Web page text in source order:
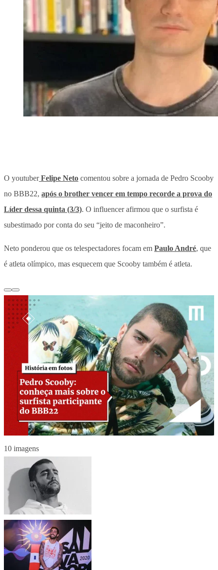
O youtuberFelipe Neto comentou sobre a jornada de Pedro Scooby
no BBB22, após o brother vencer em tempo recorde a prova do
Líder dessa quinta (3/3). O influencer afirmou que o surfista é
subestimado por conta do seu “jeito de maconheiro”.
Neto ponderou que os telespectadores focam em Paulo André, que
é atleta olímpico, mas esquecem que Scooby também é atleta.
10 imagens